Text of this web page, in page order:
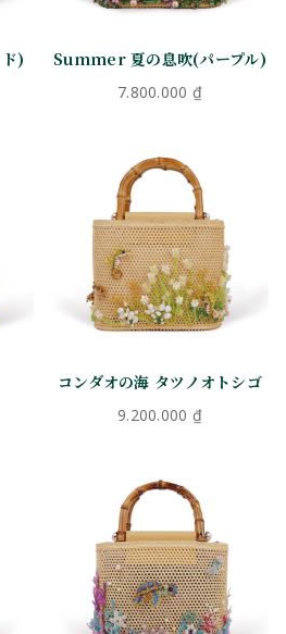
) Summer 夏の息吹(パープル)
7.800.000 ₫
コンダオの海 タツノオトシゴ
9.200.000 ₫